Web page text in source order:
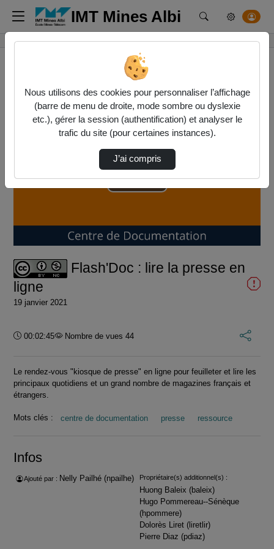
IMT Mines Albi Rechercher un
Accueil Vidéos Flash'Doc : lire la presse en ligne
Lire
la
vidéo
Flash'Doc : lire la presse en
ligne
19 janvier 2021
Durée :
00:02:45 Nombre de vues 44
Le rendez-vous "kiosque de presse" en ligne pour feuilleter et lire les
principaux quotidiens et un grand nombre de magazines français et
étrangers.
Mots clés : centre de documentation presse ressource
Infos
Ajouté par : Nelly Pailhé (npailhe) Propriétaire(s) additionnel(s) :
Huong Baleix (baleix)
Hugo Pommereau--Sénèque
(hpommere)
Dolorès Liret (liretlir)
Pierre Diaz (pdiaz)
Nous utilisons des cookies pour personnaliser l’affichage
(barre de menu de droite, mode sombre ou dyslexie
etc.), gérer la session (authentification) et analyser le
trafic du site (pour certaines instances).
J’ai compris